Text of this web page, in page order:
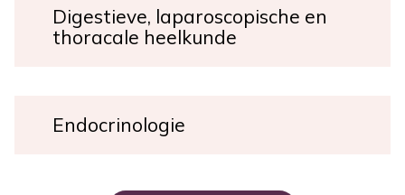
Digestieve, laparoscopische en
thoracale heelkunde
Endocrinologie